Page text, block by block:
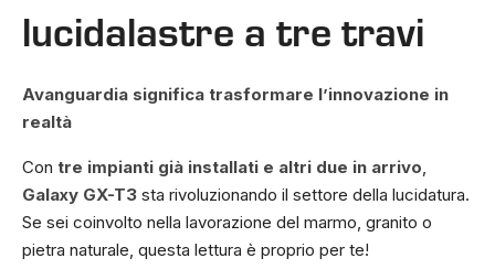
lucidalastre a tre travi
Avanguardia significa trasformare l’innovazione in
realtà
Con tre impianti già installati e altri due in arrivo,
Galaxy GX-T3 sta rivoluzionando il settore della lucidatura.
Se sei coinvolto nella lavorazione del marmo, granito o
pietra naturale, questa lettura è proprio per te!